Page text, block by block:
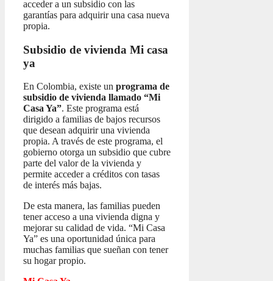
acceder a un subsidio con las
garantías para adquirir una casa nueva
propia.
Subsidio de vivienda Mi casa
ya
En Colombia, existe un programa de
subsidio de vivienda llamado “Mi
Casa Ya”. Este programa está
dirigido a familias de bajos recursos
que desean adquirir una vivienda
propia. A través de este programa, el
gobierno otorga un subsidio que cubre
parte del valor de la vivienda y
permite acceder a créditos con tasas
de interés más bajas.
De esta manera, las familias pueden
tener acceso a una vivienda digna y
mejorar su calidad de vida. “Mi Casa
Ya” es una oportunidad única para
muchas familias que sueñan con tener
su hogar propio.